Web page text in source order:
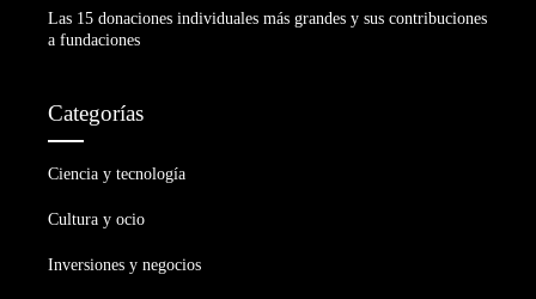
Las 15 donaciones individuales más grandes y sus contribuciones
a fundaciones
Categorías
Ciencia y tecnología
Cultura y ocio
Inversiones y negocios